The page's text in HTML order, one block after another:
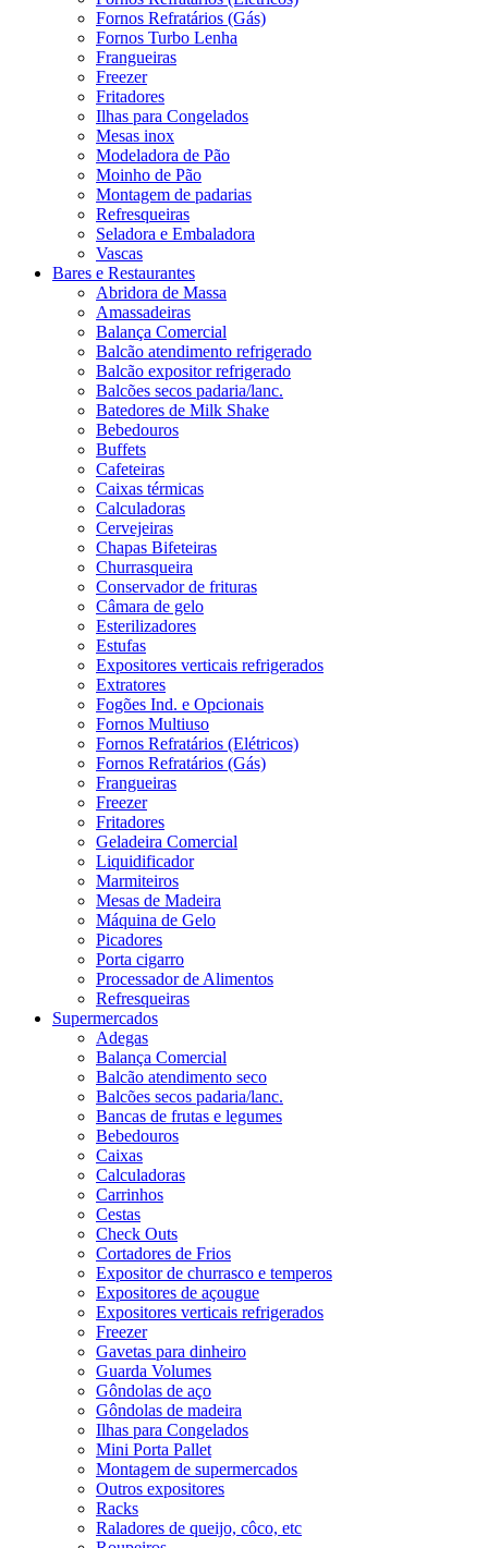
Fornos Refratários (Gás)
Fornos Turbo Lenha
Frangueiras
Freezer
Fritadores
Ilhas para Congelados
Mesas inox
Modeladora de Pão
Moinho de Pão
Montagem de padarias
Refresqueiras
Seladora e Embaladora
Vascas
Bares e Restaurantes
Abridora de Massa
Amassadeiras
Balança Comercial
Balcão atendimento refrigerado
Balcão expositor refrigerado
Balcões secos padaria/lanc.
Batedores de Milk Shake
Bebedouros
Buffets
Cafeteiras
Caixas térmicas
Calculadoras
Cervejeiras
Chapas Bifeteiras
Churrasqueira
Conservador de frituras
Câmara de gelo
Esterilizadores
Estufas
Expositores verticais refrigerados
Extratores
Fogões Ind. e Opcionais
Fornos Multiuso
Fornos Refratários (Elétricos)
Fornos Refratários (Gás)
Frangueiras
Freezer
Fritadores
Geladeira Comercial
Liquidificador
Marmiteiros
Mesas de Madeira
Máquina de Gelo
Picadores
Porta cigarro
Processador de Alimentos
Refresqueiras
Supermercados
Adegas
Balança Comercial
Balcão atendimento seco
Balcões secos padaria/lanc.
Bancas de frutas e legumes
Bebedouros
Caixas
Calculadoras
Carrinhos
Cestas
Check Outs
Cortadores de Frios
Expositor de churrasco e temperos
Expositores de açougue
Expositores verticais refrigerados
Freezer
Gavetas para dinheiro
Guarda Volumes
Gôndolas de aço
Gôndolas de madeira
Ilhas para Congelados
Mini Porta Pallet
Montagem de supermercados
Outros expositores
Racks
Raladores de queijo, côco, etc